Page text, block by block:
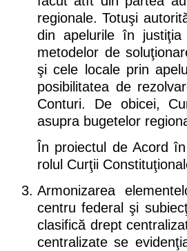
regionale. Totuşi
din apelurile în
metodelor de
şi cele locale prin
posibilitatea de
Conturi. De obicei,
asupra bugetelor
În proiectul de Acord
rolul Curţii
Armonizarea
centru federal şi
clasifică drept
centralizate se